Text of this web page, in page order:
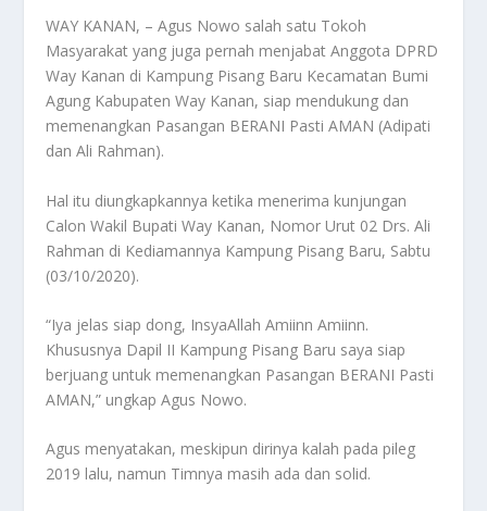
WAY KANAN, – Agus Nowo salah satu Tokoh
Masyarakat yang juga pernah menjabat Anggota DPRD
Way Kanan di Kampung Pisang Baru Kecamatan Bumi
Agung Kabupaten Way Kanan, siap mendukung dan
memenangkan Pasangan BERANI Pasti AMAN (Adipati
dan Ali Rahman).
Hal itu diungkapkannya ketika menerima kunjungan
Calon Wakil Bupati Way Kanan, Nomor Urut 02 Drs. Ali
Rahman di Kediamannya Kampung Pisang Baru, Sabtu
(03/10/2020).
“Iya jelas siap dong, InsyaAllah Amiinn Amiinn.
Khususnya Dapil II Kampung Pisang Baru saya siap
berjuang untuk memenangkan Pasangan BERANI Pasti
AMAN,” ungkap Agus Nowo.
Agus menyatakan, meskipun dirinya kalah pada pileg
2019 lalu, namun Timnya masih ada dan solid.